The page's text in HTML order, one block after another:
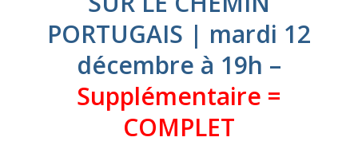
PORTUGAIS | mardi 12
décembre à 19h –
Supplémentaire =
COMPLET